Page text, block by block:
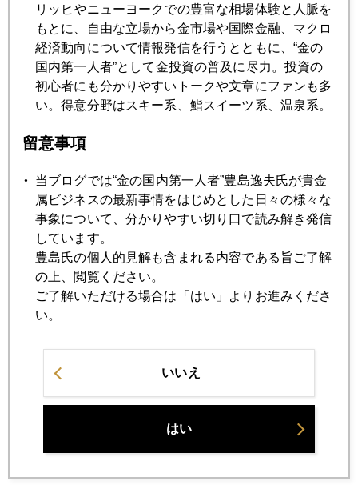
金のリサイクル増加
2020年11月19日
どうなるワクチン相場
2020年11月18日
2020年11月17日
バフェット氏、金鉱株売却
2020年11月16日
ワクチン開発とロックダウン懸念の狭間で揺れる市場
2020年11月13日
リッヒやニューヨークでの豊富な相場体験と人脈を
もとに、自由な立場から金市場や国際金融、マクロ
経済動向について情報発信を行うとともに、“金の
国内第一人者”として金投資の普及に尽力。投資の
初心者にも分かりやすいトークや文章にファンも多
い。得意分野はスキー系、鮨スイーツ系、温泉系。
留意事項
当ブログでは“金の国内第一人者”豊島逸夫氏が貴金
属ビジネスの最新事情をはじめとした日々の様々な
事象について、分かりやすい切り口で読み解き発信
しています。
豊島氏の個人的見解も含まれる内容である旨ご了解
の上、閲覧ください。
ご了解いただける場合は「はい」よりお進みくださ
い。
いいえ
はい